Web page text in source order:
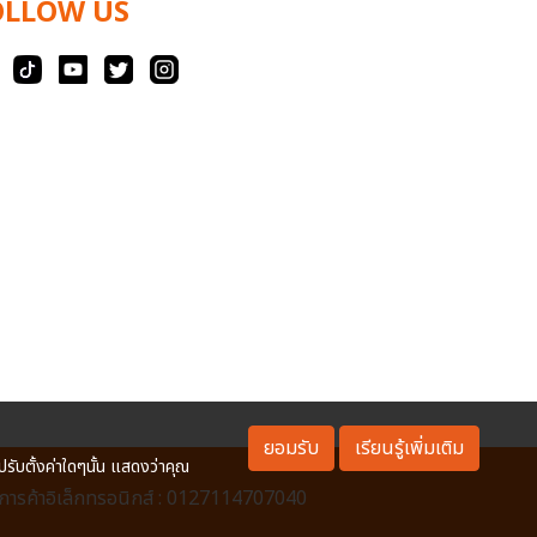
US
ค้าอิเล็กทรอนิกส์ : 0127114707040
รับตั้งค่าใดๆนั้น แสดงว่าคุณ
ยอมรับ เรียนรู้เพิ่มเติม